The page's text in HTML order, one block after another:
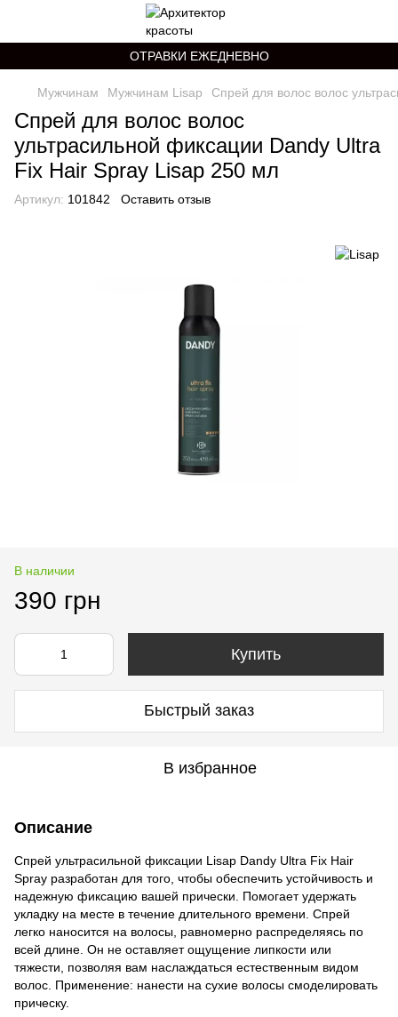
ОТРАВКИ ЕЖЕДНЕВНО
Мужчинам Мужчинам Lisap Спрей для волос волос
Спрей для волос волос
ультрасильной фиксации Dandy Ultra
Fix Hair Spray Lisap 250 мл
Артикул: 101842 Оставить отзыв
В наличии
390 грн
Купить
Быстрый заказ
В избранное
Описание
Спрей ультрасильной фиксации Lisap Dandy Ultra Fix Hair
Spray разработан для того, чтобы обеспечить устойчивость и
надежную фиксацию вашей прически. Помогает удержать
укладку на месте в течение длительного времени. Спрей
легко наносится на волосы, равномерно распределяясь по
всей длине. Он не оставляет ощущение липкости или
тяжести, позволяя вам наслаждаться естественным видом
волос. Применение: нанести на сухие волосы смоделировать
прическу.